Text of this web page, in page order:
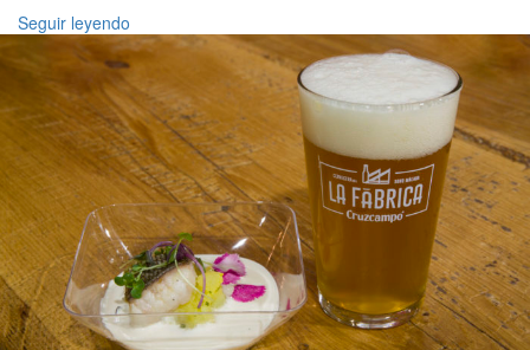
Seguir leyendo